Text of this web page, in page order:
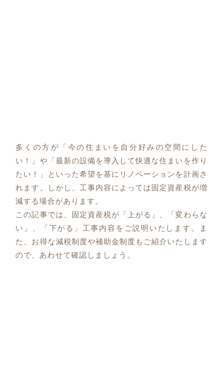
多くの方が「今の住まいを自分好みの空間にした
い！」や「最新の設備を導入して快適な住まいを作り
たい！」といった希望を基にリノベーションを計画さ
れます。しかし、工事内容によっては固定資産税が増
減する場合があります。
この記事では、固定資産税が「上がる」、「変わらな
い」、「下がる」工事内容をご説明いたします。ま
た、お得な減税制度や補助金制度もご紹介いたします
ので、あわせて確認しましょう。